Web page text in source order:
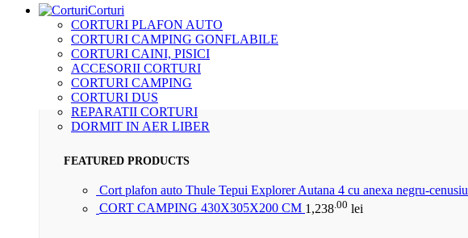
Corturi
CORTURI PLAFON AUTO
CORTURI CAMPING GONFLABILE
CORTURI CAINI, PISICI
ACCESORII CORTURI
CORTURI CAMPING
CORTURI DUS
REPARATII CORTURI
DORMIT IN AER LIBER
FEATURED PRODUCTS
Cort plafon auto Thule Tepui Explorer Autana 4 cu anexa negru-cenusiu
CORT CAMPING 430X305X200 CM 1,238 .00 lei